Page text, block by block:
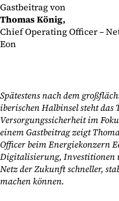
Gastbeitrag von
Thomas König,
Chief Operating Officer –
Eon
Spätestens nach dem
iberischen Halbinsel steht das
Versorgungssicherheit im
einem Gastbeitrag zeigt
Officer beim Energiekonzern
Digitalisierung, Investitionen
Netz der Zukunft schneller,
machen können.